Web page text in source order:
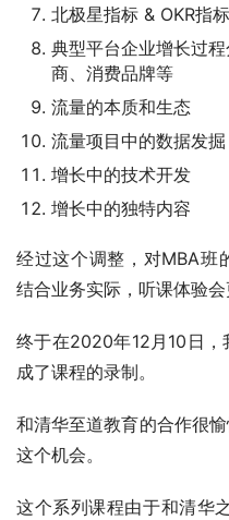
北极星指标 & OKR指
典型平台企业增长过
商、消费品牌等
流量的本质和生态
流量项目中的数据发掘
增长中的技术开发
增长中的独特内容
经过这个调整，对MBA班
结合业务实际，听课体验会
终于在2020年12月10日
成了课程的录制。
和清华至道教育的合作很
这个机会。
这个系列课程由于和清华